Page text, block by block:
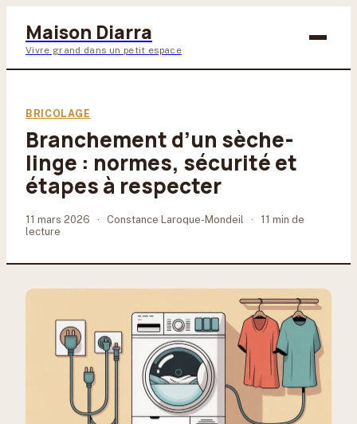
Maison Diarra
Vivre grand dans un petit espace
Maison & Déco
Jardinage
BRICOLAGE
Branchement d’un sèche-
linge : normes, sécurité et
étapes à respecter
11 mars 2026 · Constance Laroque-Mondeil ·
11 min de
lecture